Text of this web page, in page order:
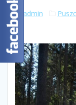
admin